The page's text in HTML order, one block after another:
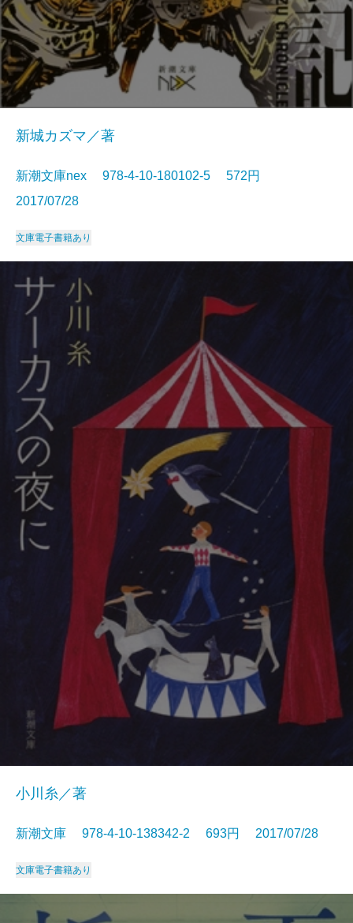
新城カズマ／著
新潮文庫nex 978-4-10-180102-5 572円
2017/07/28
文庫電子書籍あり
小川糸／著
新潮文庫 978-4-10-138342-2 693円 2017/07/28
文庫電子書籍あり